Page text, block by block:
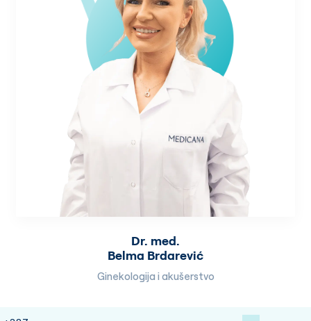
Dr. med.
Belma Brdarević
Ginekologija i akušerstvo